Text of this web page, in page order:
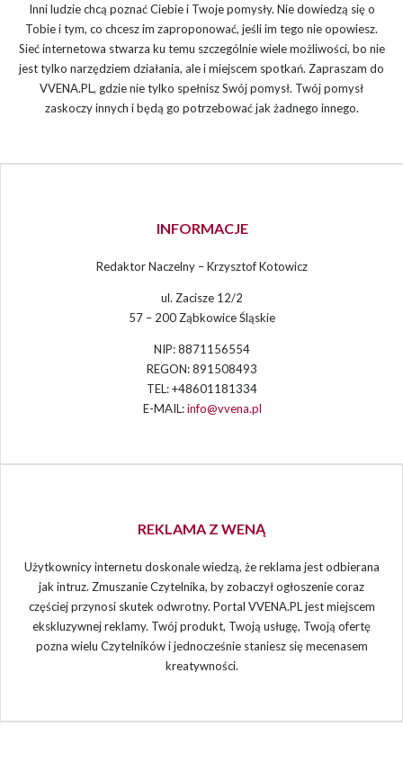
Inni ludzie chcą poznać Ciebie i Twoje pomysły. Nie dowiedzą się o
Tobie i tym, co chcesz im zaproponować, jeśli im tego nie opowiesz.
Sieć internetowa stwarza ku temu szczególnie wiele możliwości, bo nie
jest tylko narzędziem działania, ale i miejscem spotkań. Zapraszam do
VVENA.PL, gdzie nie tylko spełnisz Swój pomysł. Twój pomysł
zaskoczy innych i będą go potrzebować jak żadnego innego.
INFORMACJE
Redaktor Naczelny – Krzysztof Kotowicz
ul. Zacisze 12/2
57 – 200 Ząbkowice Śląskie
NIP: 8871156554
REGON: 891508493
TEL: +48601181334
E-MAIL:info@vvena.pl
REKLAMA Z WENĄ
Użytkownicy internetu doskonale wiedzą, że reklama jest odbierana
jak intruz. Zmuszanie Czytelnika, by zobaczył ogłoszenie coraz
częściej przynosi skutek odwrotny. Portal VVENA.PL jest miejscem
ekskluzywnej reklamy. Twój produkt, Twoją usługę, Twoją ofertę
pozna wielu Czytelników i jednocześnie staniesz się mecenasem
kreatywności.